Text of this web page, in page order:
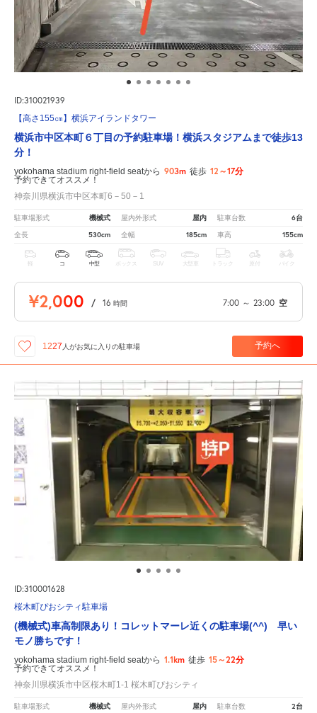
ID:310021939
【高さ155㎝】横浜アイランドタワー
横浜市中区本町６丁目の予約駐車場！横浜スタジアムまで徒歩13
分！
yokohama stadium right-field seatから 903m 徒歩 12～17分
予約できてオススメ！
神奈川県横浜市中区本町6－50－1
駐車場形式 機械式 屋内外形式 屋内 駐車台数 6台
全長 530cm 全幅 185cm 車高 155cm
軽 コ 中型 ボックス SUV 大型車 トラック 原付 バイク
¥2,000 / 16 時間 7:00 ～ 23:00 空
1227 人がお気に入りの駐車場 予約へ
ID:310001628
桜木町ぴおシティ駐車場
(機械式)車高制限あり！コレットマーレ近くの駐車場(^^) 早い
モノ勝ちです！
yokohama stadium right-field seatから 1.1km 徒歩 15～22分
予約できてオススメ！
神奈川県横浜市中区桜木町1-1 桜木町ぴおシティ
駐車場形式 機械式 屋内外形式 屋内 駐車台数 2台